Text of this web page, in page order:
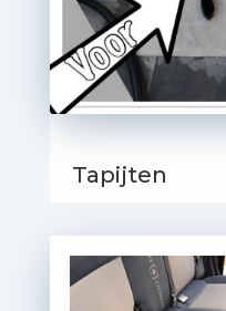
Tapijten